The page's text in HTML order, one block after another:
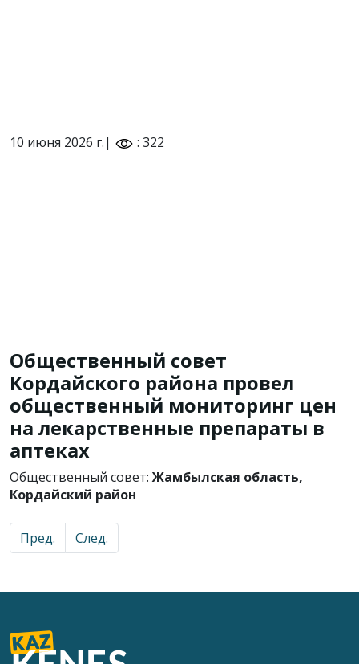
10 июня 2026 г.| : 322
Общественный совет
Кордайского района провел
общественный мониторинг цен
на лекарственные препараты в
аптеках
Общественный совет:Жамбылская область,
Кордайский район
Пред. След.